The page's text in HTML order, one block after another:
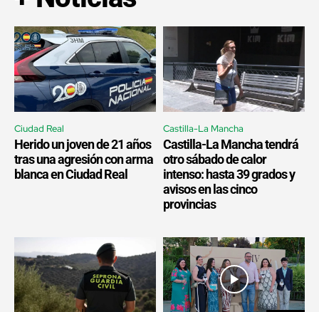
Ciudad Real
Herido un joven de 21 años
tras una agresión con arma
blanca en Ciudad Real
Castilla-La Mancha
Castilla-La Mancha tendrá
otro sábado de calor
intenso: hasta 39 grados y
avisos en las cinco
provincias